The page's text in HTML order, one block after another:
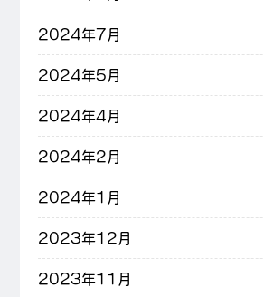
2024年7月
2024年5月
2024年4月
2024年2月
2024年1月
2023年12月
2023年11月